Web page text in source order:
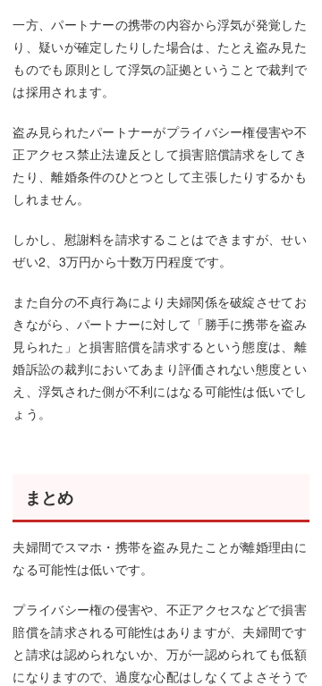
一方、パートナーの携帯の内容から浮気が発覚した
り、疑いが確定したりした場合は、たとえ盗み見た
ものでも原則として浮気の証拠ということで裁判で
は採用されます。
盗み見られたパートナーがプライバシー権侵害や不
正アクセス禁止法違反として損害賠償請求をしてき
たり、離婚条件のひとつとして主張したりするかも
しれません。
しかし、慰謝料を請求することはできますが、せい
ぜい2、3万円から十数万円程度です。
また自分の不貞行為により夫婦関係を破綻させてお
きながら、パートナーに対して「勝手に携帯を盗み
見られた」と損害賠償を請求するという態度は、離
婚訴訟の裁判においてあまり評価されない態度とい
え、浮気された側が不利にはなる可能性は低いでし
ょう。
まとめ
夫婦間でスマホ・携帯を盗み見たことが離婚理由に
なる可能性は低いです。
プライバシー権の侵害や、不正アクセスなどで損害
賠償を請求される可能性はありますが、夫婦間です
と請求は認められないか、万が一認められても低額
になりますので、過度な心配はしなくてよさそうで